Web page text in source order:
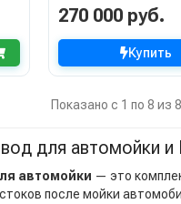
270 000 руб.
Купить
Показано с 1 по 8 из
вод для автомойки
автомойки — это
после мойки